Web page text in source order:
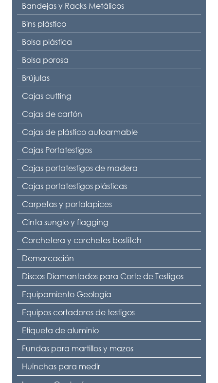
Bandejas y Racks Metálicos
Bins plástico
Bolsa plástica
Bolsa porosa
Brújulas
Cajas cutting
Cajas de cartón
Cajas de plástico autoarmable
Cajas Portatestigos
Cajas portatestigos de madera
Cajas portatestigos plásticas
Carpetas y portalapices
Cinta sunglo y flagging
Corchetera y corchetes bostitch
Demarcación
Discos Diamantados para Corte de Testigos
Equipamiento Geología
Equipos cortadores de testigos
Etiqueta de aluminio
Fundas para martillos y mazos
Huinchas para medir